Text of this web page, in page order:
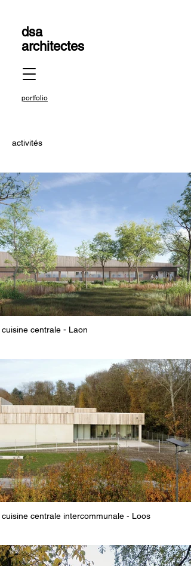
dsa
architectes
portfolio
activités
cuisine centrale - Laon
cuisine centrale intercommunale - Loos